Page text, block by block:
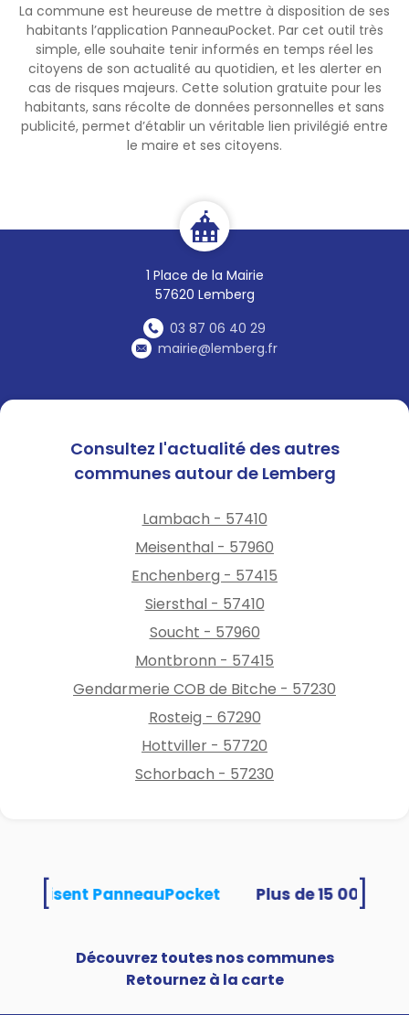
La commune est heureuse de mettre à disposition de ses
habitants l’application PanneauPocket. Par cet outil très
simple, elle souhaite tenir informés en temps réel les
citoyens de son actualité au quotidien, et les alerter en
cas de risques majeurs. Cette solution gratuite pour les
habitants, sans récolte de données personnelles et sans
publicité, permet d’établir un véritable lien privilégié entre
le maire et ses citoyens.
1 Place de la Mairie
57620 Lemberg
03 87 06 40 29
mairie@lemberg.fr
Consultez l'actualité des autres
communes autour de Lemberg
Lambach - 57410
Meisenthal - 57960
Enchenberg - 57415
Siersthal - 57410
Soucht - 57960
Montbronn - 57415
Gendarmerie COB de Bitche - 57230
Rosteig - 67290
Hottviller - 57720
Schorbach - 57230
utilisent PanneauPocket
Découvrez toutes nos communes
Retournez à la carte